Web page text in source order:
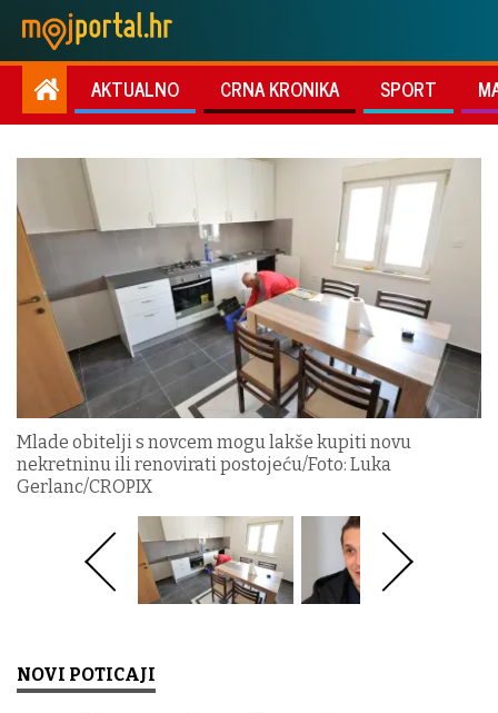
AKTUALNO CRNA KRONIKA SPORT
Mlade obitelji s novcem mogu lakše kupiti novu
nekretninu ili renovirati postojeću/Foto: Luka
Gerlanc/CROPIX
NOVI POTICAJI